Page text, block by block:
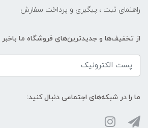
راهنمای ثبت ، پیگیری و پرداخت سفارش
از تخفیف‌ها و جدیدترین‌های فروشگاه ما
ما را در شبکه‌های اجتماعی دنبال کنید: